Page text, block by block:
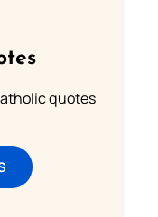
quotes